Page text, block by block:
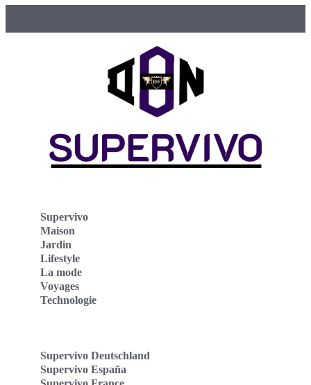
Supervivo
Maison
Jardin
Lifestyle
La mode
Voyages
Technologie
Supervivo Deutschland
Supervivo España